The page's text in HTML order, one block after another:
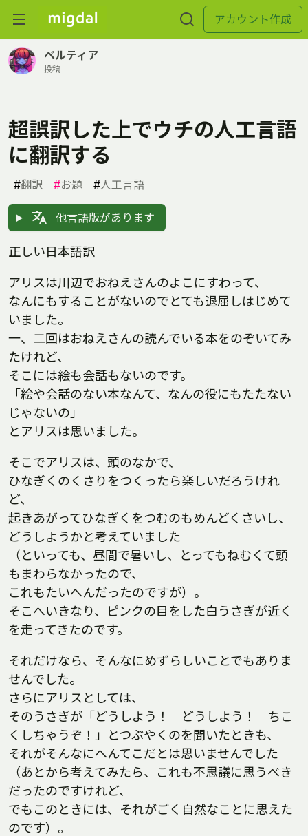
アカウント作成
ベルティア
投稿
超誤訳した上でウチの人工言語
に翻訳する
#翻訳 #お題 #人工言語
他言語版があります
正しい日本語訳
アリスは川辺でおねえさんのよこにすわって、
なんにもすることがないのでとても退屈しはじめて
いました。
一、二回はおねえさんの読んでいる本をのぞいてみ
たけれど、
そこには絵も会話もないのです。
「絵や会話のない本なんて、なんの役にもたたない
じゃないの」
とアリスは思いました。
そこでアリスは、頭のなかで、
ひなぎくのくさりをつくったら楽しいだろうけれ
ど、
起きあがってひなぎくをつむのもめんどくさいし、
どうしようかと考えていました
（といっても、昼間で暑いし、とってもねむくて頭
もまわらなかったので、
これもたいへんだったのですが）。
そこへいきなり、ピンクの目をした白うさぎが近く
を走ってきたのです。
それだけなら、そんなにめずらしいことでもありま
せんでした。
さらにアリスとしては、
そのうさぎが「どうしよう！ どうしよう！ ちこ
くしちゃうぞ！」とつぶやくのを聞いたときも、
それがそんなにへんてこだとは思いませんでした
（あとから考えてみたら、これも不思議に思うべき
だったのですけれど、
でもこのときには、それがごく自然なことに思えた
のです）。